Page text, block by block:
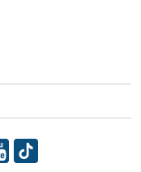
VOV1
thời sự
chảy sự kiện